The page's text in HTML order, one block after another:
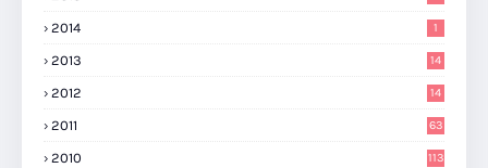
2014 1
2013 14
2012 14
2011 63
2010 113